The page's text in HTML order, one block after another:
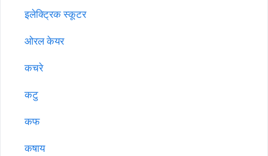
इलेक्ट्रिक स्कूटर
ओरल केयर
कचरे
कटु
कफ
कषाय